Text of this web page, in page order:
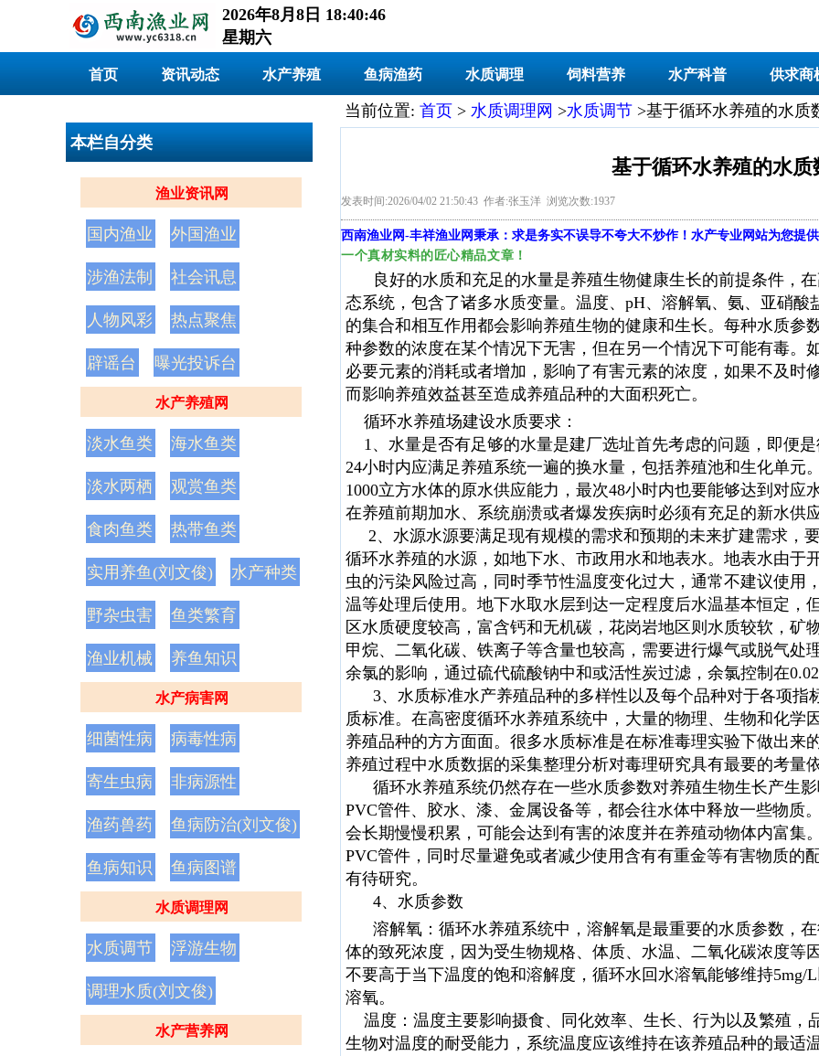
2026年8月8日 18:40:47
星期六
首页 资讯动态 水产养殖 鱼病渔药 水质调理 饲料营养 水产科普 供求商
本栏自分类
渔业资讯网
国内渔业 外国渔业
涉渔法制 社会讯息
人物风彩 热点聚焦
辟谣台 曝光投诉台
水产养殖网
淡水鱼类 海水鱼类
淡水两栖 观赏鱼类
食肉鱼类 热带鱼类
实用养鱼(刘文俊) 水产种类
野杂虫害 鱼类繁育
渔业机械 养鱼知识
水产病害网
细菌性病 病毒性病
寄生虫病 非病源性
渔药兽药 鱼病防治(刘文俊)
鱼病知识 鱼病图谱
水质调理网
水质调节 浮游生物
调理水质(刘文俊)
水产营养网
当前位置: 首页 > 水质调理网 >水质调节 >基于循环水养殖的水质
基于循环水养殖的水质
发表时间:2026/04/02 21:50:43 作者:张玉洋 浏览次数:1937
西南渔业网-丰祥渔业网秉承：求是务实不误导不夸大不炒作！水产专业网站为您提供
一个真材实料的匠心精品文章！
良好的水质和充足的水量是养殖生物健康生长的前提条件，
态系统，包含了诸多水质变量。温度、pH、溶解氧、氨、亚硝
的集合和相互作用都会影响养殖生物的健康和生长。每种水质参
种参数的浓度在某个情况下无害，但在另一个情况下可能有毒。
必要元素的消耗或者增加，影响了有害元素的浓度，如果不及时
而影响养殖效益甚至造成养殖品种的大面积死亡。
循环水养殖场建设水质要求：
1、水量是否有足够的水量是建厂选址首先考虑的问题，即便
24小时内应满足养殖系统一遍的换水量，包括养殖池和生化单元
1000立方水体的原水供应能力，最次48小时内也要能够达到对
在养殖前期加水、系统崩溃或者爆发疾病时必须有充足的新水供
2、水源水源要满足现有规模的需求和预期的未来扩建需求，
循环水养殖的水源，如地下水、市政用水和地表水。地表水由于
虫的污染风险过高，同时季节性温度变化过大，通常不建议使用
温等处理后使用。地下水取水层到达一定程度后水温基本恒定，
区水质硬度较高，富含钙和无机碳，花岗岩地区则水质较软，矿
甲烷、二氧化碳、铁离子等含量也较高，需要进行爆气或脱气处
余氯的影响，通过硫代硫酸钠中和或活性炭过滤，余氯控制在
3、水质标准水产养殖品种的多样性以及每个品种对于各项指
质标准。在高密度循环水养殖系统中，大量的物理、生物和化学
养殖品种的方方面面。很多水质标准是在标准毒理实验下做出来
养殖过程中水质数据的采集整理分析对毒理研究具有最要的考量依
循环水养殖系统仍然存在一些水质参数对养殖生物生长产生
PVC管件、胶水、漆、金属设备等，都会往水体中释放一些物质
会长期慢慢积累，可能会达到有害的浓度并在养殖动物体内富集
PVC管件，同时尽量避免或者减少使用含有有重金等有害物质的
有待研究。
4、水质参数
溶解氧：循环水养殖系统中，溶解氧是最重要的水质参数，
体的致死浓度，因为受生物规格、体质、水温、二氧化碳浓度等
不要高于当下温度的饱和溶解度，循环水回水溶氧能够维持
溶氧。
温度：温度主要影响摄食、同化效率、生长、行为以及繁殖，
生物对温度的耐受能力，系统温度应该维持在该养殖品种的最适